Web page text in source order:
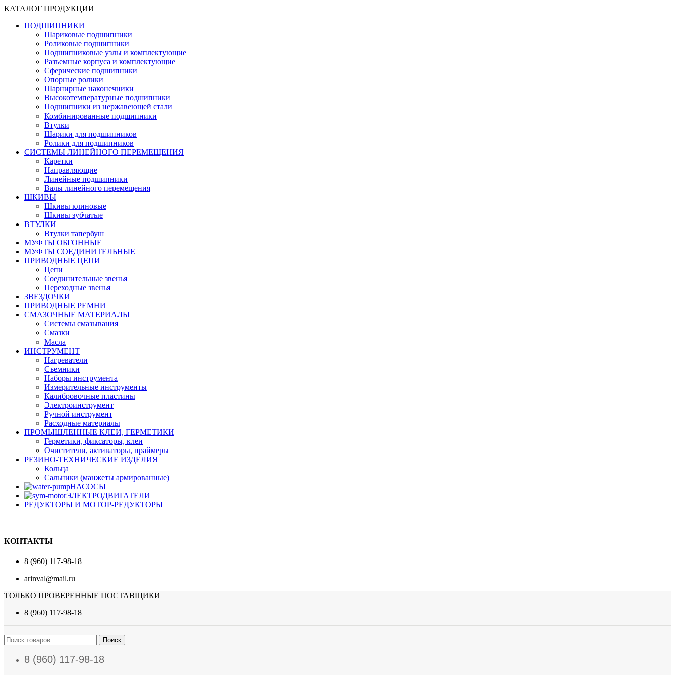
КАТАЛОГ ПРОДУКЦИИ
ПОДШИПНИКИ
Шариковые подшипники
Роликовые подшипники
Подшипниковые узлы и комплектующие
Разъемные корпуса и комплектующие
Сферические подшипники
Опорные ролики
Шарнирные наконечники
Высокотемпературные подшипники
Подшипники из нержавеющей стали
Комбинированные подшипники
Втулки
Шарики для подшипников
Ролики для подшипников
СИСТЕМЫ ЛИНЕЙНОГО ПЕРЕМЕЩЕНИЯ
Каретки
Направляющие
Линейные подшипники
Валы линейного перемещения
ШКИВЫ
Шкивы клиновые
Шкивы зубчатые
ВТУЛКИ
Втулки тапербуш
МУФТЫ ОБГОННЫЕ
МУФТЫ СОЕДИНИТЕЛЬНЫЕ
ПРИВОДНЫЕ ЦЕПИ
Цепи
Соединительные звенья
Переходные звенья
ЗВЕЗДОЧКИ
ПРИВОДНЫЕ РЕМНИ
СМАЗОЧНЫЕ МАТЕРИАЛЫ
Системы смазывания
Смазки
Масла
ИНСТРУМЕНТ
Нагреватели
Съемники
Наборы инструмента
Измерительные инструменты
Калибровочные пластины
Электроинструмент
Ручной инструмент
Расходные материалы
ПРОМЫШЛЕННЫЕ КЛЕИ, ГЕРМЕТИКИ
Герметики, фиксаторы, клеи
Очистители, активаторы, праймеры
РЕЗИНО-ТЕХНИЧЕСКИЕ ИЗДЕЛИЯ
Кольца
Сальники (манжеты армированные)
НАСОСЫ
ЭЛЕКТРОДВИГАТЕЛИ
РЕДУКТОРЫ И МОТОР-РЕДУКТОРЫ
КОНТАКТЫ
8 (960) 117-98-18
arinval@mail.ru
ТОЛЬКО ПРОВЕРЕННЫЕ ПОСТАВЩИКИ
8 (960) 117-98-18
Поиск
8 (960) 117-98-18